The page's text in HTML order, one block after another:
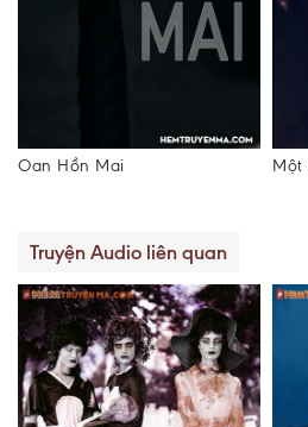
Một Kiếp Trầm Luân
Lời
Truyện Audio liên quan